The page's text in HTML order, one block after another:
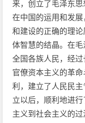
来，创立了毛泽东
在中国的运用和发
和建设的正确的理
体智慧的结晶。在
全国各族人民，经过
官僚资本主义的革
利，建立了人民民
立以后，顺利地进
主义到社会主义的